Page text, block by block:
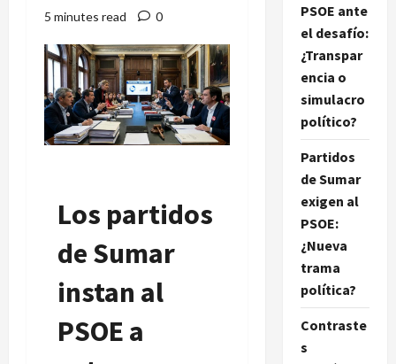
5 minutes read
0
Los partidos
de Sumar
instan al
PSOE a
PSOE ante
el desafío:
¿Transpar
encia o
simulacro
político?
Partidos
de Sumar
exigen al
PSOE:
¿Nueva
trama
política?
Contraste
s